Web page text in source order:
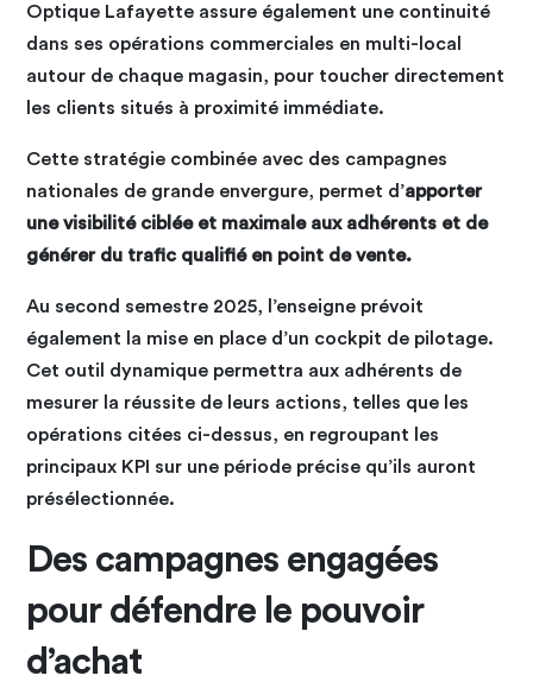
Optique Lafayette assure également une continuité
dans ses opérations commerciales en multi-local
autour de chaque magasin, pour toucher directement
les clients situés à proximité immédiate.
Cette stratégie combinée avec des campagnes
nationales de grande envergure, permet d’apporter
une visibilité ciblée et maximale aux adhérents et de
générer du trafic qualifié en point de vente.
Au second semestre 2025, l’enseigne prévoit
également la mise en place d’un cockpit de pilotage.
Cet outil dynamique permettra aux adhérents de
mesurer la réussite de leurs actions, telles que les
opérations citées ci-dessus, en regroupant les
principaux KPI sur une période précise qu’ils auront
présélectionnée.
Des campagnes engagées
pour défendre le pouvoir
d’achat